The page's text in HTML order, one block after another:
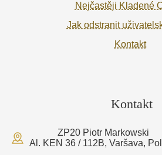
Nejčastěji Kladené
Jak odstranit
Kontakt
Kontakt
ZP20 Piotr Markowski
Al. KEN 36 / 112B, Varšava,